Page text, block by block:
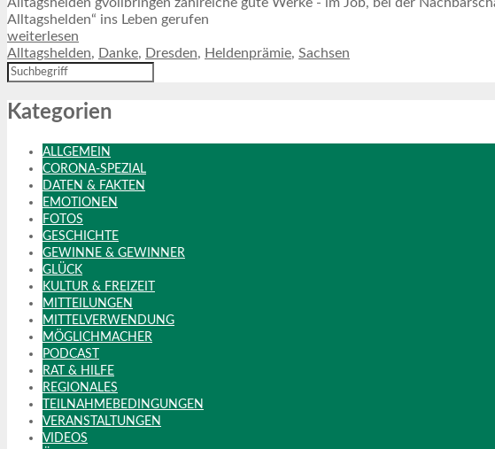
Alltagshelden“ ins Leben gerufen
weiterlesen
Alltagshelden, Danke, Dresden, Heldenprämie, Sachsen
Kategorien
ALLGEMEIN
CORONA-SPEZIAL
DATEN & FAKTEN
EMOTIONEN
FOTOS
GESCHICHTE
GEWINNE & GEWINNER
GLÜCK
KULTUR & FREIZEIT
MITTEILUNGEN
MITTELVERWENDUNG
MÖGLICHMACHER
PODCAST
RAT & HILFE
REGIONALES
TEILNAHMEBEDINGUNGEN
VERANSTALTUNGEN
VIDEOS